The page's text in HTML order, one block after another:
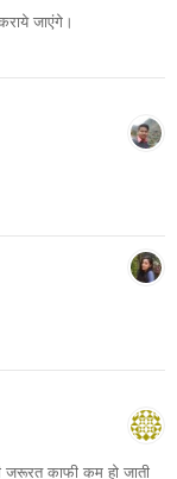
जाएंगे।
जरूरत काफी कम हो जाती